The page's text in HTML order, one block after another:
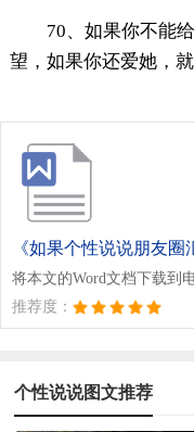
70、如果你不能
望，如果你还爱她，
《如果个性说说朋友圈
将本文的Word文档下载到
推荐度：
个性说说图文推荐